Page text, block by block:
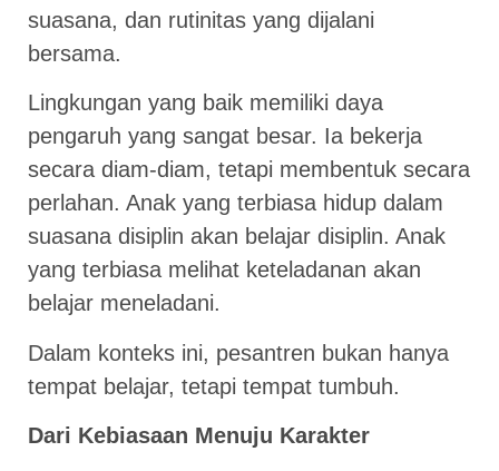
suasana, dan rutinitas yang dijalani
bersama.
Lingkungan yang baik memiliki daya
pengaruh yang sangat besar. Ia bekerja
secara diam-diam, tetapi membentuk secara
perlahan. Anak yang terbiasa hidup dalam
suasana disiplin akan belajar disiplin. Anak
yang terbiasa melihat keteladanan akan
belajar meneladani.
Dalam konteks ini, pesantren bukan hanya
tempat belajar, tetapi tempat tumbuh.
Dari Kebiasaan Menuju Karakter